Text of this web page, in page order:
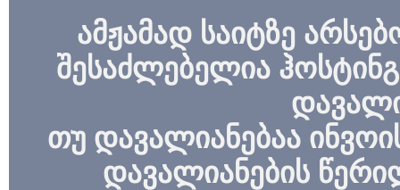
ამჟამად საიტზე
შესაძლებელია
თუ დავალიანებაა
დავალიანების